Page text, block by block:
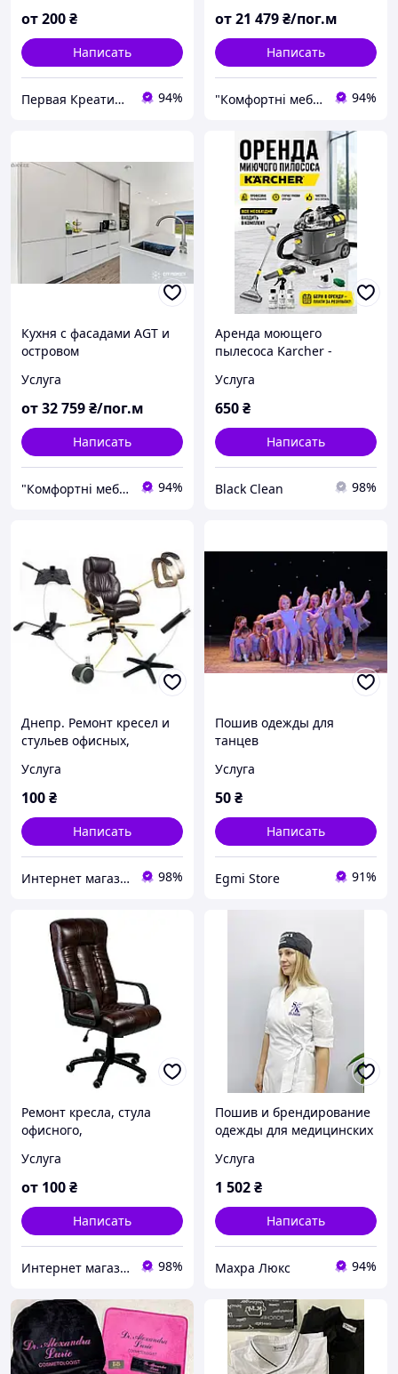
от200₴
Написать
Первая Креативная Мануфактура PERFECTUS - Производство одежды и декора с 3D принтами на заказ 94%
от21 479₴/пог.м
Написать
"Комфортні меблі" 94%
Кухня с фасадами AGT и
островом
Услуга
от32 759₴/пог.м
Написать
"Комфортні меблі" 94%
Аренда моющего
пылесоса Karcher -
химчистка мебели,
ковров и авто
Услуга
650₴
Написать
Black Clean 98%
Днепр. Ремонт кресел и
стульев офисных,
Запчасти.
Услуга
100₴
Написать
Интернет магазин Мебель Нова. ЧП "МЕБЕЛЬ КИЕВ" 98%
Пошив одежды для
танцев
Услуга
50₴
Написать
Egmi Store 91%
Ремонт кресла, стула
офисного,
барного.
Услуга
от 100₴
Написать
Интернет магазин Мебель Нова. ЧП "МЕБЕЛЬ КИЕВ" 98%
Пошив и брендирование
одежды для медицинских
Услуга
1 502₴
Написать
Махра Люкс 94%